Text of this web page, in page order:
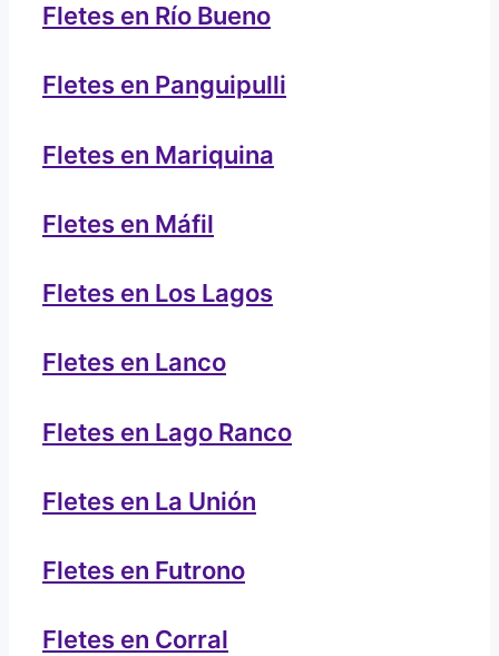
Fletes en Río Bueno
Fletes en Panguipulli
Fletes en Mariquina
Fletes en Máfil
Fletes en Los Lagos
Fletes en Lanco
Fletes en Lago Ranco
Fletes en La Unión
Fletes en Futrono
Fletes en Corral